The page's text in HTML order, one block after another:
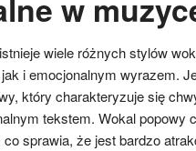
w
wiele różnych stylów
i emocjonalnym wyrazem.
który charakteryzuje się
tekstem. Wokal popowy
sprawia, że jest bardzo